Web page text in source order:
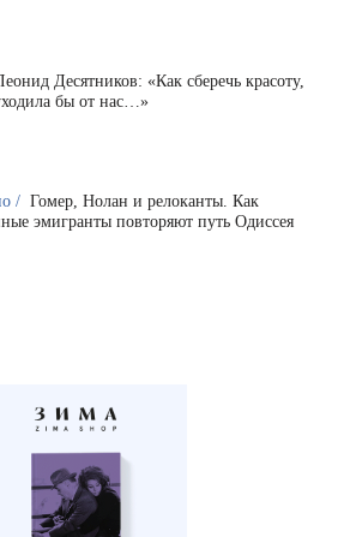
Десятников: «Как сберечь красоту,
бы от нас…»
/ Гомер, Нолан и релоканты. Как
эмигранты повторяют путь Одиссея